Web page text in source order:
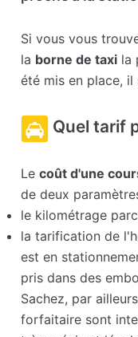
Si vous vous
la borne de taxi la
été mis en place,
Quel tarif
Lecoût d'une
de deux
le kilométrage
la tarification de
est en
pris dans des
Sachez, par
forfaitaire sont